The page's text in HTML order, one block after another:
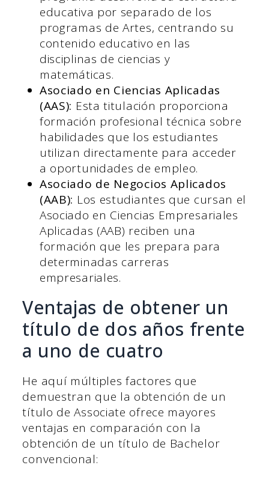
educativa por separado de los
programas de Artes, centrando su
contenido educativo en las
disciplinas de ciencias y
matemáticas.
Asociado en Ciencias Aplicadas
(AAS): Esta titulación proporciona
formación profesional técnica sobre
habilidades que los estudiantes
utilizan directamente para acceder
a oportunidades de empleo.
Asociado de Negocios Aplicados
(AAB): Los estudiantes que cursan el
Asociado en Ciencias Empresariales
Aplicadas (AAB) reciben una
formación que les prepara para
determinadas carreras
empresariales.
Ventajas de obtener un
título de dos años frente
a uno de cuatro
He aquí múltiples factores que
demuestran que la obtención de un
título de Associate ofrece mayores
ventajas en comparación con la
obtención de un título de Bachelor
convencional: